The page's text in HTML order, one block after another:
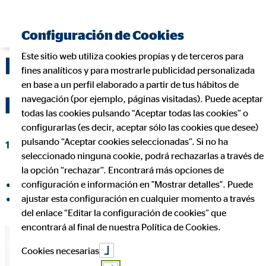
En qué consiste
pignorar un préstamo
18 de octubre de 2021|OVB Allfinanz España S.A.
compartir en Facebook
compartir en LinkedIn
Configuración de Cookies
Este sitio web utiliza cookies propias y de terceros para
fines analíticos y para mostrarle publicidad personalizada
en base a un perfil elaborado a partir de tus hábitos de
navegación (por ejemplo, páginas visitadas). Puede aceptar
todas las cookies pulsando “Aceptar todas las cookies” o
configurarlas (es decir, aceptar sólo las cookies que desee)
pulsando “Aceptar cookies seleccionadas”. Si no ha
seleccionado ninguna cookie, podrá rechazarlas a través de
la opción “rechazar”. Encontrará más opciones de
configuración e información en "Mostrar detalles". Puede
ajustar esta configuración en cualquier momento a través
del enlace “Editar la configuración de cookies” que
encontrará al final de nuestra Política de Cookies.
Cookies necesarias